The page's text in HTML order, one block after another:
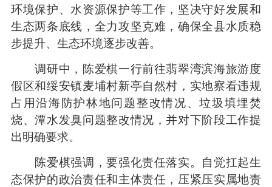
环境保护、水资源保护等工作，坚决守好发展和
生态两条底线，全力攻坚克难，确保全县水质稳
步提升、生态环境逐步改善。
调研中，陈爱棋一行前往翡翠湾滨海旅游度
假区和绥安镇麦埔村新亭自然村，实地察看违规
占用沿海防护林地问题整改情况、垃圾填埋焚
烧、潭水发臭问题整改情况，并对下阶段工作提
出明确要求。
陈爱棋强调，要强化责任落实。自觉扛起生
态保护的政治责任和主体责任，压紧压实属地责